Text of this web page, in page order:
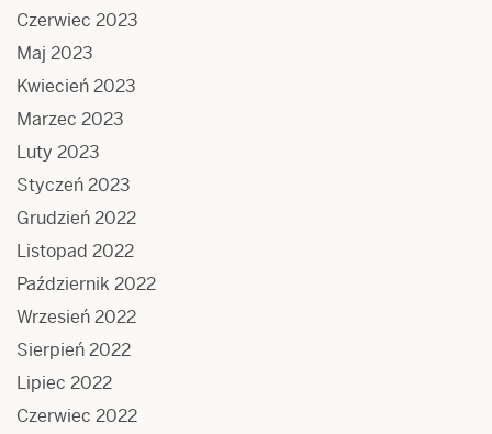
Czerwiec 2023
Maj 2023
Kwiecień 2023
Marzec 2023
Luty 2023
Styczeń 2023
Grudzień 2022
Listopad 2022
Październik 2022
Wrzesień 2022
Sierpień 2022
Lipiec 2022
Czerwiec 2022